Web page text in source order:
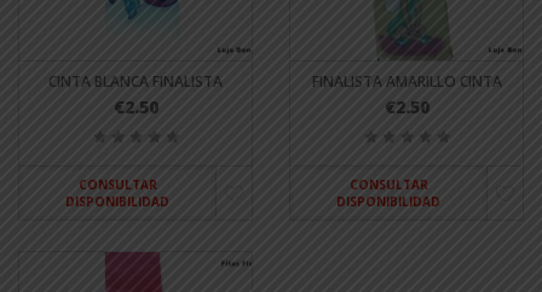
CINTA BLANCA FINALISTA
€2.50
CONSULTAR
DISPONIBILIDAD
FINALISTA AMARILLO CINTA
€2.50
CONSULTAR
DISPONIBILIDAD